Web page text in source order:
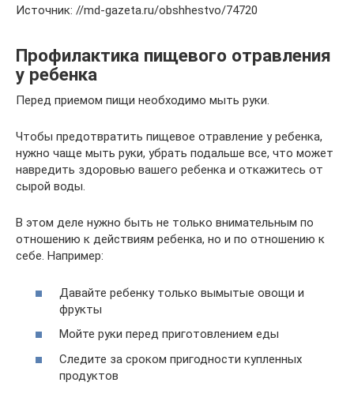
Источник: //md-gazeta.ru/obshhestvo/74720
Профилактика пищевого отравления
у ребенка
Перед приемом пищи необходимо мыть руки.
Чтобы предотвратить пищевое отравление у ребенка,
нужно чаще мыть руки, убрать подальше все, что может
навредить здоровью вашего ребенка и откажитесь от
сырой воды.
В этом деле нужно быть не только внимательным по
отношению к действиям ребенка, но и по отношению к
себе. Например:
Давайте ребенку только вымытые овощи и
фрукты
Мойте руки перед приготовлением еды
Следите за сроком пригодности купленных
продуктов